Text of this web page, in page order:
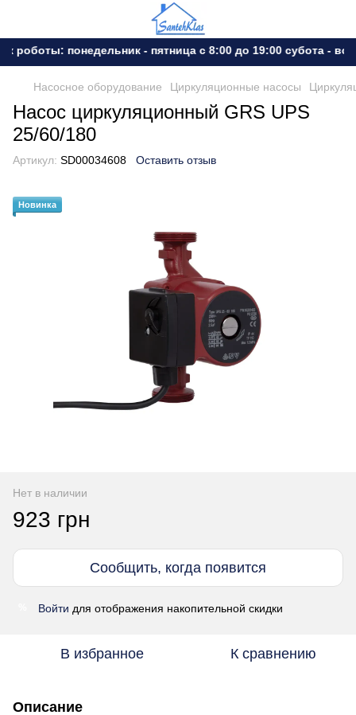
роботы: понедельник - пятница с 8:00 до 19:00 субота -
Насосное оборудование Циркуляционные насосы
Насос циркуляционный GRS UPS
25/60/180
Артикул: SD00034608 Оставить отзыв
Новинка
Нет в наличии
923 грн
Сообщить, когда появится
Войти для отображения накопительной скидки
В избранное К сравнению
Описание